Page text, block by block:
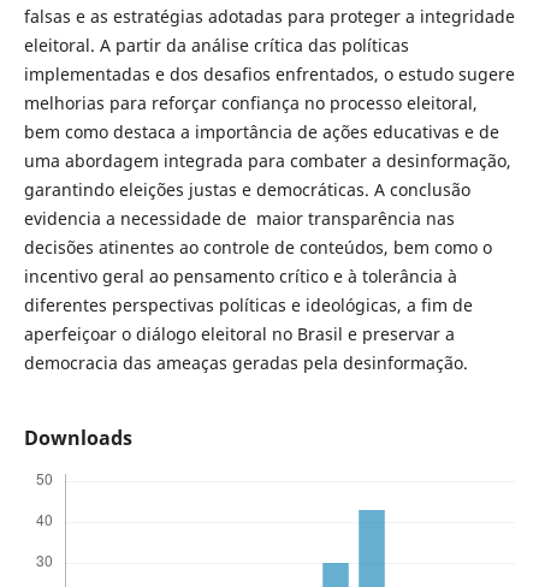
falsas e as estratégias adotadas para proteger a integridade
eleitoral. A partir da análise crítica das políticas
implementadas e dos desafios enfrentados, o estudo sugere
melhorias para reforçar confiança no processo eleitoral,
bem como destaca a importância de ações educativas e de
uma abordagem integrada para combater a desinformação,
garantindo eleições justas e democráticas. A conclusão
evidencia a necessidade de maior transparência nas
decisões atinentes ao controle de conteúdos, bem como o
incentivo geral ao pensamento crítico e à tolerância à
diferentes perspectivas políticas e ideológicas, a fim de
aperfeiçoar o diálogo eleitoral no Brasil e preservar a
democracia das ameaças geradas pela desinformação.
Downloads